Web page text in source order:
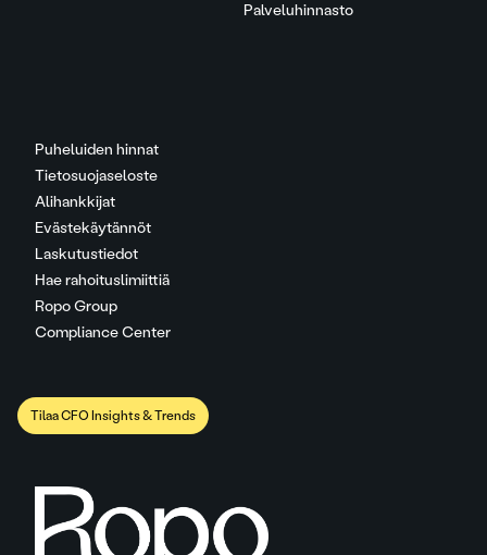
Puheluiden hinnat
Tietosuojaseloste
Alihankkijat
Evästekäytännöt
Laskutustiedot
Hae rahoituslimiittiä
Ropo Group
Compliance Center
Palveluhinnasto
Tilaa CFO Insights & Trends